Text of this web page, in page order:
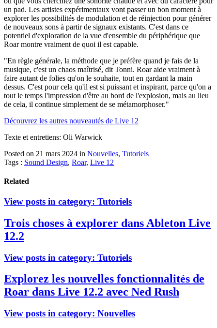
un pad. Les artistes expérimentaux vont passer un bon moment à
explorer les possibilités de modulation et de réinjection pour générer
de nouveaux sons à partir de signaux existants. C'est dans ce
potentiel d'exploration de la vue d'ensemble du périphérique que
Roar montre vraiment de quoi il est capable.
"En règle générale, la méthode que je préfère quand je fais de la
musique, c'est un chaos maîtrisé, dit Tonni. Roar aide vraiment à
faire autant de folies qu'on le souhaite, tout en gardant la main
dessus. C'est pour cela qu'il est si puissant et inspirant, parce qu'on a
tout le temps l'impression d'être au bord de l'explosion, mais au lieu
de cela, il continue simplement de se métamorphoser."
Découvrez les autres nouveautés de Live 12
Texte et entretiens: Oli Warwick
Posted on 21 mars 2024 in Nouvelles, Tutoriels
Tags : Sound Design, Roar, Live 12
Related
View posts in category: Tutoriels
Trois choses à explorer dans Ableton Live
12.2
View posts in category: Tutoriels
Explorez les nouvelles fonctionnalités de
Roar dans Live 12.2 avec Ned Rush
View posts in category: Nouvelles